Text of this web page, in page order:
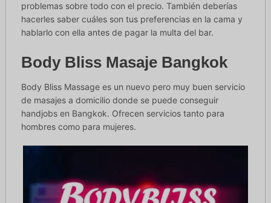
problemas sobre todo con el precio. También deberías
hacerles saber cuáles son tus preferencias en la cama y
hablarlo con ella antes de pagar la multa del bar.
Body Bliss Masaje Bangkok
Body Bliss Massage es un nuevo pero muy buen servicio
de masajes a domicilio donde se puede conseguir
handjobs en Bangkok. Ofrecen servicios tanto para
hombres como para mujeres.